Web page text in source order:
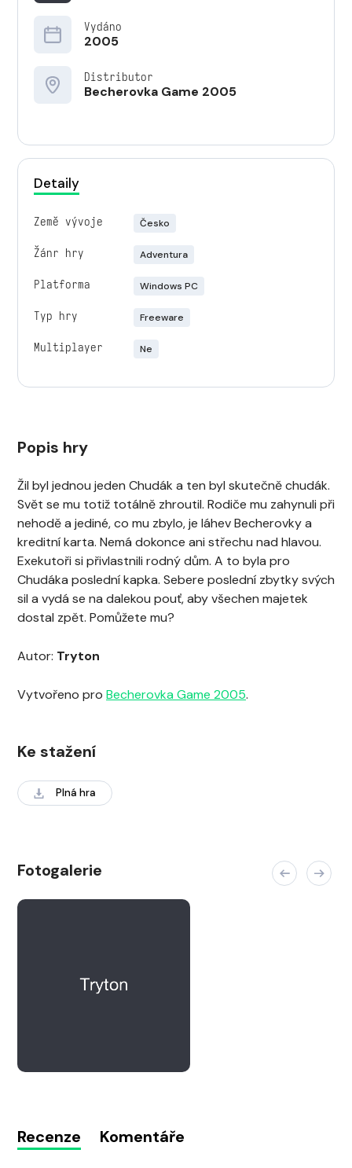
Vydáno
2005
Distributor
Becherovka Game 2005
Detaily
Země vývoje Česko
Žánr hry Adventura
Platforma Windows PC
Typ hry Freeware
Multiplayer Ne
Popis hry
Žil byl jednou jeden Chudák a ten byl skutečně chudák.
Svět se mu totiž totálně zhroutil. Rodiče mu zahynuli při
nehodě a jediné, co mu zbylo, je láhev Becherovky a
kreditní karta. Nemá dokonce ani střechu nad hlavou.
Exekutoři si přivlastnili rodný dům. A to byla pro
Chudáka poslední kapka. Sebere poslední zbytky svých
sil a vydá se na dalekou pouť, aby všechen majetek
dostal zpět. Pomůžete mu?
Autor: Tryton
Vytvořeno pro Becherovka Game 2005.
Ke stažení
Plná hra
Fotogalerie
Recenze Komentáře